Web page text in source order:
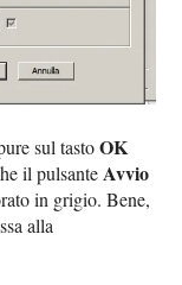
sul tastoOK
il pulsante Avvio
in grigio. Bene,
alla